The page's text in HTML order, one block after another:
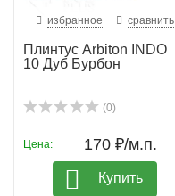
избранное сравнить
Плинтус Arbiton INDO
10 Дуб Бурбон
(0)
Цена: 170 ₽/м.п.
Купить